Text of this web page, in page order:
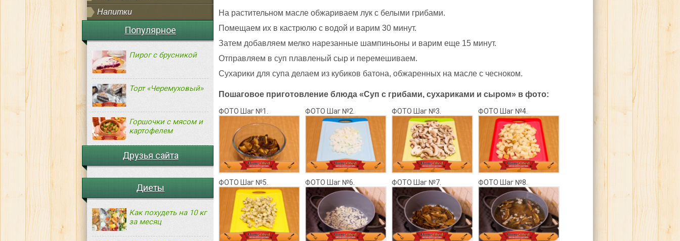
Напитки
Популярное
Пирог с брусникой
Торт «Черемуховый»
Горшочки с мясом и
картофелем
Друзья сайта
Диеты
Как похудеть на 10 кг
за месяц
На растительном масле обжариваем лук с белыми грибами.
Помещаем их в кастрюлю с водой и варим 30 минут.
Затем добавляем мелко нарезанные шампиньоны и варим еще 15 минут.
Отправляем в суп плавленый сыр и перемешиваем.
Сухарики для супа делаем из кубиков батона, обжаренных на масле с чесноком.
Пошаговое приготовление блюда «Суп с грибами, сухариками и сыром» в фото:
ФОТО Шаг №1. ФОТО Шаг №2. ФОТО Шаг №3. ФОТО Шаг №4.
ФОТО Шаг №5. ФОТО Шаг №6. ФОТО Шаг №7. ФОТО Шаг №8.